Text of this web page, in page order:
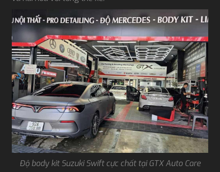
Độ body kit Suzuki Swift cực chất tại GTX Auto Care